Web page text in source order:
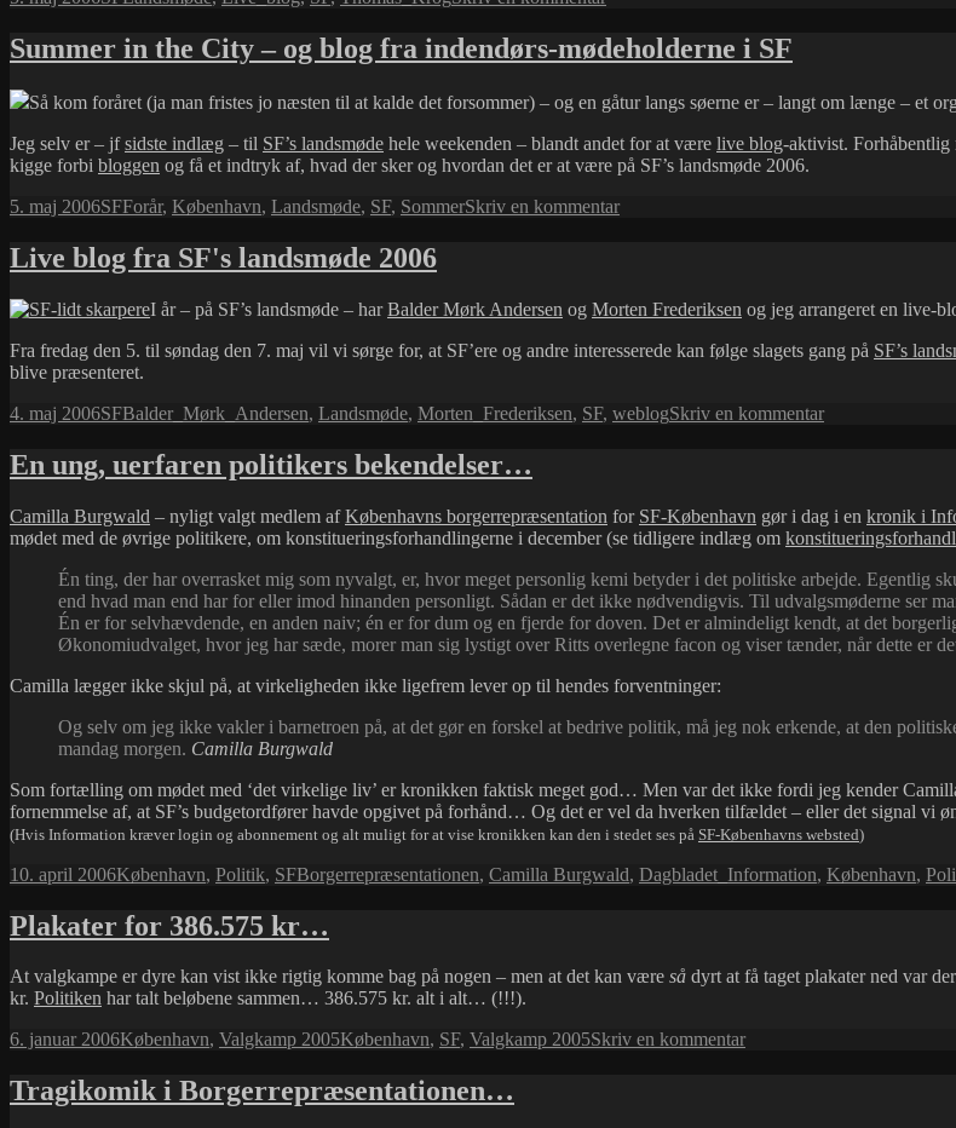
er
live
fra
Landsmøde
i
Summer in the City – og blog fra indendørs-mødeholderne i SF
Så kom foråret (ja man fristes jo næsten til at kalde det forsommer) – og en gåtur langs søerne er – langt om længe – et
Jeg selv er – jfsidste indlæg – til SF’s landsmøde hele weekenden – blandt andet for at være live blog-aktivist. Forhåbentlig
kigge forbi bloggen og få et indtryk af, hvad der sker og hvordan det er at være på SF’s landsmøde 2006.
Udgivet
5. maj 2006Kategorier
SFTags
Forår, København, Landsmøde, SF, SommerSkriv en kommentartil
–
blog
mødeholderne
Live blog fra SF's landsmøde 2006
I år – på SF’s landsmøde – harBalder Mørk Andersen og Morten Frederiksen og jeg arrangeret en live-
Fra fredag den 5. til søndag den 7. maj vil vi sørge for, at SF’ere og andre interesserede kan følge slagets gang på SF’s
blive præsenteret.
Udgivet
4. maj 2006Kategorier
SFTags
Balder_Mørk_Andersen, Landsmøde, Morten_Frederiksen, SF, weblogSkriv en kommentartil
landsmøde
2006
En ung, uerfaren politikers bekendelser…
Camilla Burgwald – nyligt valgt medlem afKøbenhavns borgerrepræsentation for SF-København gør i dag i en kronik i
mødet med de øvrige politikere, om konstitueringsforhandlingerne i december (se tidligere indlæg om
Én ting, der har overrasket mig som nyvalgt, er, hvor meget personlig kemi betyder i det politiske arbejde. Egentlig
end hvad man end har for eller imod hinanden personligt. Sådan er det ikke nødvendigvis. Til udvalgsmøderne ser
Én er for selvhævdende, en anden naiv; én er for dum og en fjerde for doven. Det er almindeligt kendt, at det
Økonomiudvalget, hvor jeg har sæde, morer man sig lystigt over Ritts overlegne facon og viser tænder, når dette er
Camilla lægger ikke skjul på, at virkeligheden ikke ligefrem lever op til hendes forventninger:
Og selv om jeg ikke vakler i barnetroen på, at det gør en forskel at bedrive politik, må jeg nok erkende, at den
mandag morgen. Camilla Burgwald
Som fortælling om mødet med ‘det virkelige liv’ er kronikken faktisk meget god… Men var det ikke fordi jeg kender
fornemmelse af, at SF’s budgetordfører havde opgivet på forhånd… Og det er vel da hverken tilfældet – eller det signal vi
(Hvis Information kræver login og abonnement og alt muligt for at vise kronikken kan den i stedet ses på SF-Københavns websted)
Udgivet
10. april 2006Kategorier
København, Politik, SFTags
Borgerrepræsentationen, Camilla Burgwald, Dagbladet_Information, København,
Plakater for 386.575 kr…
At valgkampe er dyre kan vist ikke rigtig komme bag på nogen – men at det kan være så dyrt at få taget plakater ned var
kr. Politiken har talt beløbene sammen… 386.575 kr. alt i alt… (!!!).
Udgivet
6. januar 2006Kategorier
København, Valgkamp 2005Tags
København, SF, Valgkamp 2005Skriv en kommentartil
Tragikomik i Borgerrepræsentationen…